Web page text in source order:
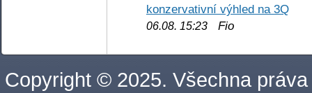
konzervativní výhled na 3Q
06.08. 15:23 Fio
Copyright © 2025. Všechna práva